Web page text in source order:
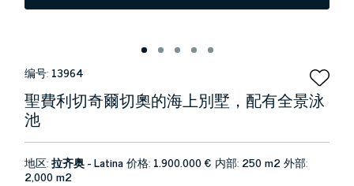
编号: 13964
聖費利切奇爾切奧的海上別墅，配有全景泳
池
地区:拉齐奥 - Latina价格: 1.900.000 € 内部: 250 m2外部:
2,000 m2